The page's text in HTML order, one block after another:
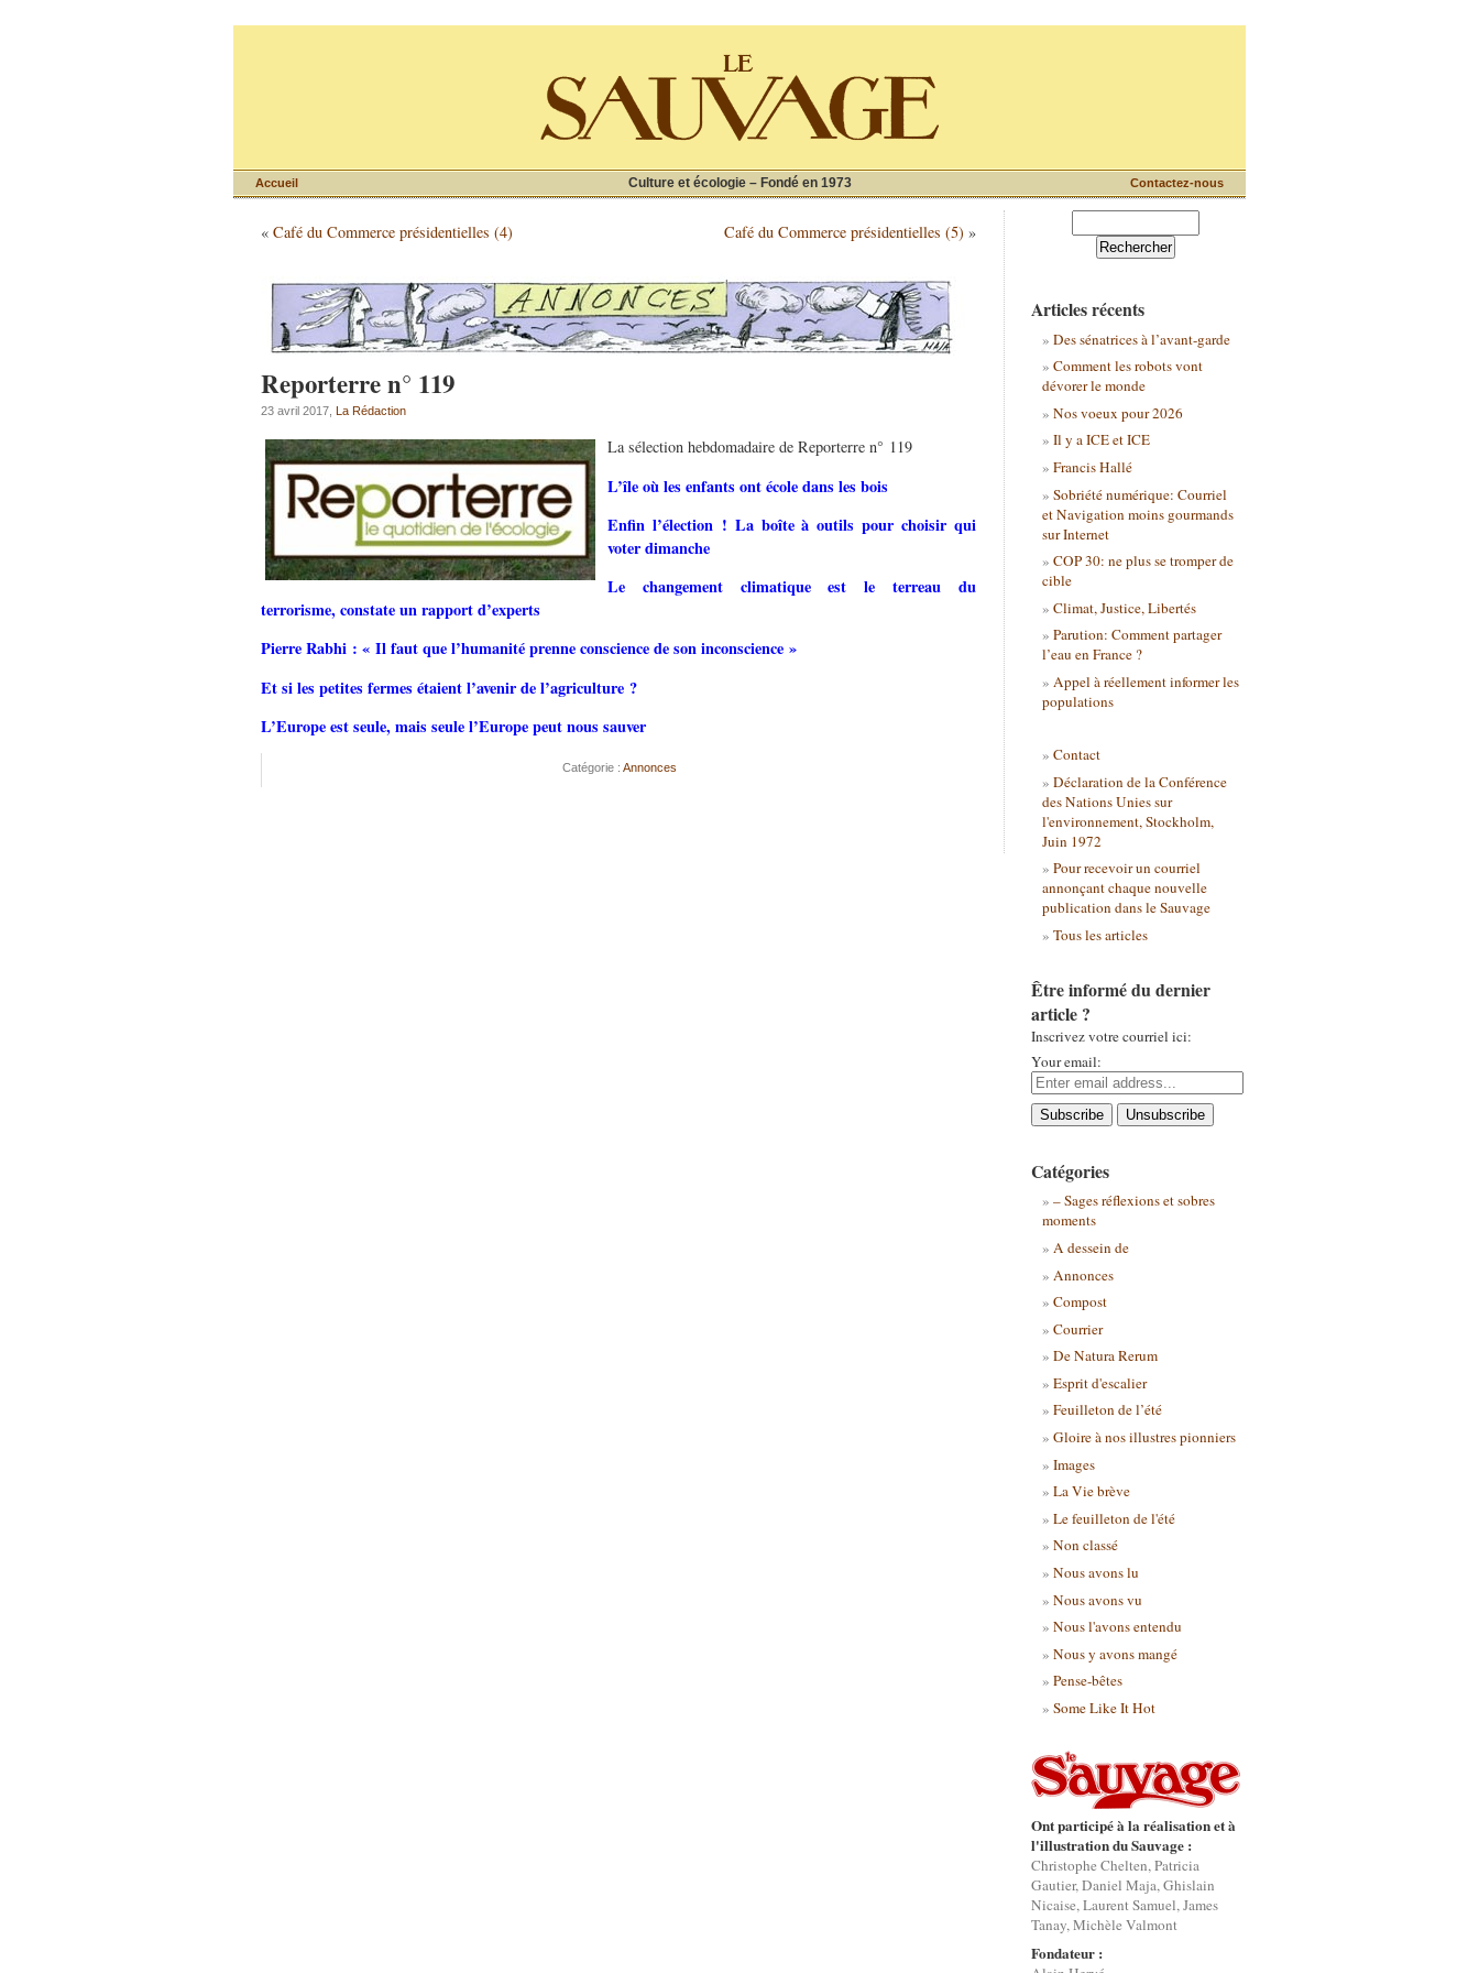
Culture et écologie – Fondé en 1973
Accueil Contactez-nous
« Café du Commerce présidentielles (4) Café du Commerce présidentielles (5) »
Reporterre n° 119
23 avril 2017, La Rédaction
La sélection hebdomadaire de Reporterre n° 119
L’île où les enfants ont école dans les bois
Enfin l’élection ! La boîte à outils pour choisir qui
voter dimanche
Le changement climatique est le terreau du
terrorisme, constate un rapport d’experts
Pierre Rabhi : « Il faut que l’humanité prenne conscience de son inconscience »
Et si les petites fermes étaient l’avenir de l’agriculture ?
L’Europe est seule, mais seule l’Europe peut nous sauver
Catégorie : Annonces
Articles récents
Des sénatrices à l’avant-garde
Comment les robots vont
dévorer le monde
Nos voeux pour 2026
Il y a ICE et ICE
Francis Hallé
Sobriété numérique: Courriel
et Navigation moins gourmands
sur Internet
COP 30: ne plus se tromper de
cible
Climat, Justice, Libertés
Parution: Comment partager
l’eau en France ?
Appel à réellement informer les
populations
Contact
Déclaration de la Conférence
des Nations Unies sur
l'environnement, Stockholm,
Juin 1972
Pour recevoir un courriel
annonçant chaque nouvelle
publication dans le Sauvage
Tous les articles
Être informé du dernier
article ?
Inscrivez votre courriel ici:
Your email:
Catégories
– Sages réflexions et sobres
moments
A dessein de
Annonces
Compost
Courrier
De Natura Rerum
Esprit d'escalier
Feuilleton de l’été
Gloire à nos illustres pionniers
Images
La Vie brève
Le feuilleton de l'été
Non classé
Nous avons lu
Nous avons vu
Nous l'avons entendu
Nous y avons mangé
Pense-bêtes
Some Like It Hot
Ont participé à la réalisation et à
l'illustration du Sauvage :
Christophe Chelten, Patricia
Gautier, Daniel Maja, Ghislain
Nicaise, Laurent Samuel, James
Tanay, Michèle Valmont
Fondateur :